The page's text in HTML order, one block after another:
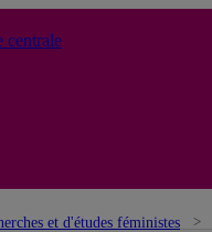
centrale
et d'études féministes